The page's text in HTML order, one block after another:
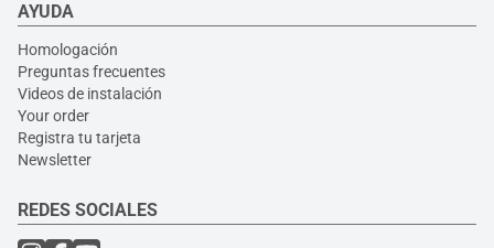
AYUDA
Homologación
Preguntas frecuentes
Videos de instalación
Your order
Registra tu tarjeta
Newsletter
REDES SOCIALES